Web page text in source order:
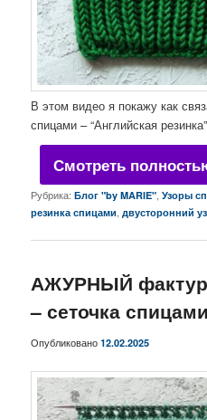
В этом видео я покажу как
спицами – “Английская
Смотреть
Рубрика: Блог "by MARIE" ,Узоры
резинка спицами двусторонний
АЖУРНЫЙ
– сеточка спицами
Опубликовано12.02.2025